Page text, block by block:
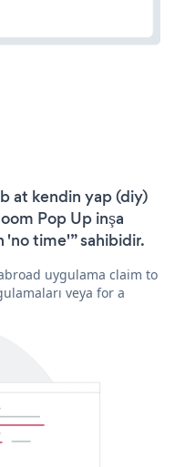
at kendin yap (diy)
Pop Up inşa
'no time'” sahibidir.
uygulama claim to
veya for a